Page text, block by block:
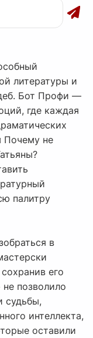
литературы и
Бот Профи —
где каждая
Почему не
палитру
в
сохранив его
не позволило
судьбы,
интеллекта,
оставили